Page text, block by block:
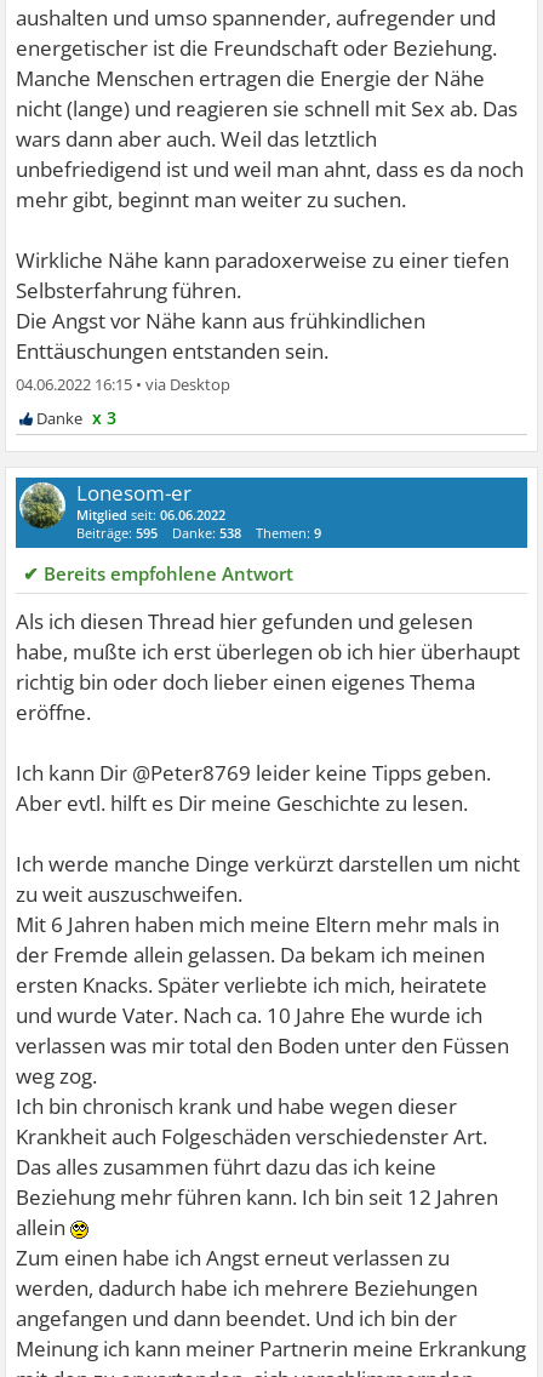
aushalten und umso spannender, aufregender und
energetischer ist die Freundschaft oder Beziehung.
Manche Menschen ertragen die Energie der Nähe
nicht (lange) und reagieren sie schnell mit Sex ab. Das
wars dann aber auch. Weil das letztlich
unbefriedigend ist und weil man ahnt, dass es da noch
mehr gibt, beginnt man weiter zu suchen.
Wirkliche Nähe kann paradoxerweise zu einer tiefen
Selbsterfahrung führen.
Die Angst vor Nähe kann aus frühkindlichen
Enttäuschungen entstanden sein.
04.06.2022 16:15 •
x 3
Lonesom-er
Mitglied seit:06.06.2022
Beiträge:595 Danke:538 Themen:9
✔ Bereits empfohlene Antwort
Als ich diesen Thread hier gefunden und gelesen
habe, mußte ich erst überlegen ob ich hier überhaupt
richtig bin oder doch lieber einen eigenes Thema
eröffne.
Ich kann Dir @Peter8769 leider keine Tipps geben.
Aber evtl. hilft es Dir meine Geschichte zu lesen.
Ich werde manche Dinge verkürzt darstellen um nicht
zu weit auszuschweifen.
Mit 6 Jahren haben mich meine Eltern mehr mals in
der Fremde allein gelassen. Da bekam ich meinen
ersten Knacks. Später verliebte ich mich, heiratete
und wurde Vater. Nach ca. 10 Jahre Ehe wurde ich
verlassen was mir total den Boden unter den Füssen
weg zog.
Ich bin chronisch krank und habe wegen dieser
Krankheit auch Folgeschäden verschiedenster Art.
Das alles zusammen führt dazu das ich keine
Beziehung mehr führen kann. Ich bin seit 12 Jahren
allein
Zum einen habe ich Angst erneut verlassen zu
werden, dadurch habe ich mehrere Beziehungen
angefangen und dann beendet. Und ich bin der
Meinung ich kann meiner Partnerin meine Erkrankung